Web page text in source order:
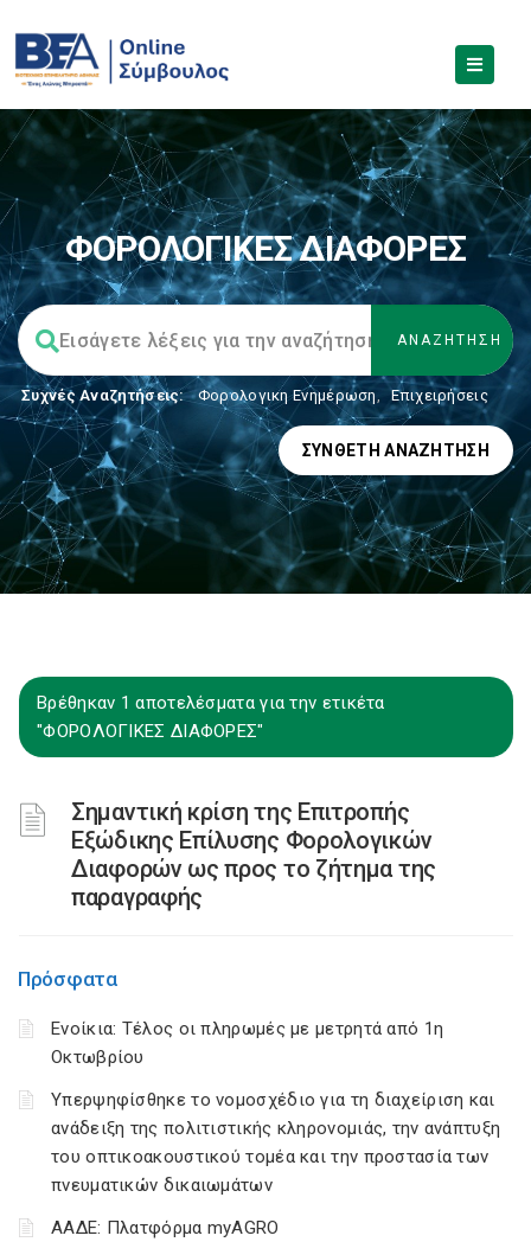
ΦΟΡΟΛΟΓΙΚΕΣ ΔΙΑΦΟΡΕΣ
Συχνές Αναζητήσεις: Φορολογικη Ενημέρωση, Επιχειρήσεις
ΣΎΝΘΕΤΗ ΑΝΑΖΉΤΗΣΗ
Βρέθηκαν 1 αποτελέσματα για την ετικέτα
"ΦΟΡΟΛΟΓΙΚΕΣ ΔΙΑΦΟΡΕΣ"
Σημαντική κρίση της Επιτροπής
Εξώδικης Επίλυσης Φορολογικών
Διαφορών ως προς το ζήτημα της
παραγραφής
Πρόσφατα
Ενοίκια: Τέλος οι πληρωμές με μετρητά από 1η
Οκτωβρίου
Υπερψηφίσθηκε το νομοσχέδιο για τη διαχείριση και
ανάδειξη της πολιτιστικής κληρονομιάς, την ανάπτυξη
του οπτικοακουστικού τομέα και την προστασία των
πνευματικών δικαιωμάτων
ΑΑΔΕ: Πλατφόρμα myAGRO